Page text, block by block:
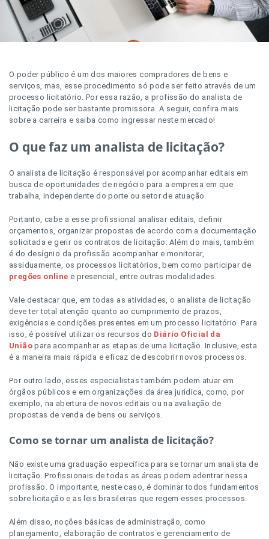
O poder público é um dos maiores compradores de bens e
serviços, mas, esse procedimento só pode ser feito através de um
processo licitatório. Por essa razão, a profissão do analista de
licitação pode ser bastante promissora. A seguir, confira mais
sobre a carreira e saiba como ingressar neste mercado!
O que faz um analista de licitação?
O analista de licitação é responsável por acompanhar editais em
busca de oportunidades de negócio para a empresa em que
trabalha, independente do porte ou setor de atuação.
Portanto, cabe a esse profissional analisar editais, definir
orçamentos, organizar propostas de acordo com a documentação
solicitada e gerir os contratos de licitação. Além do mais, também
é do desígnio da profissão acompanhar e monitorar,
assiduamente, os processos licitatórios, bem como participar de
pregões online e presencial, entre outras modalidades.
Vale destacar que, em todas as atividades, o analista de licitação
deve ter total atenção quanto ao cumprimento de prazos,
exigências e condições presentes em um processo licitatório. Para
isso, é possível utilizar os recursos do Diário Oficial da
União para acompanhar as etapas de uma licitação. Inclusive, esta
é a maneira mais rápida e eficaz de descobrir novos processos.
Por outro lado, esses especialistas também podem atuar em
órgãos públicos e em organizações da área jurídica, como, por
exemplo, na abertura de novos editais ou na avaliação de
propostas de venda de bens ou serviços.
Como se tornar um analista de licitação?
Não existe uma graduação específica para se tornar um analista de
licitação. Profissionais de todas as áreas podem adentrar nessa
profissão. O importante, neste caso, é dominar todos fundamentos
sobre licitação e as leis brasileiras que regem esses processos.
Além disso, noções básicas de administração, como
planejamento, elaboração de contratos e gerenciamento de